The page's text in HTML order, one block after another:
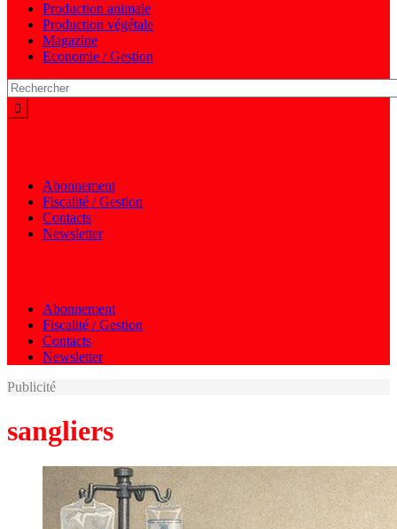
Production animale
Production végétale
Magazine
Economie / Gestion
Abonnement
Fiscalité / Gestion
Contacts
Newsletter
Abonnement
Fiscalité / Gestion
Contacts
Newsletter
Publicité
sangliers